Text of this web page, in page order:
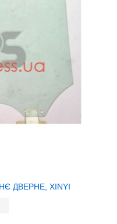
ДВЕРНЕ, XINYI